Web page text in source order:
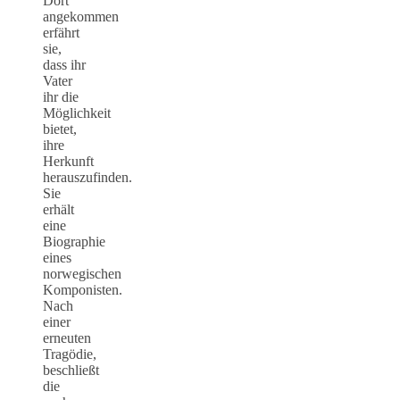
angekommen
erfährt
sie,
dass ihr
Vater
ihr die
Möglichkeit
bietet,
ihre
Herkunft
herauszufinden.
Sie
erhält
eine
Biographie
eines
norwegischen
Komponisten.
Nach
einer
erneuten
Tragödie,
beschließt
die